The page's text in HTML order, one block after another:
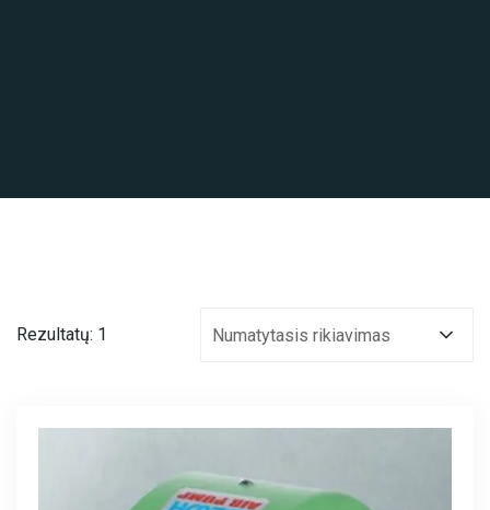
Rezultatų: 1 Numatytasis rikiavimas